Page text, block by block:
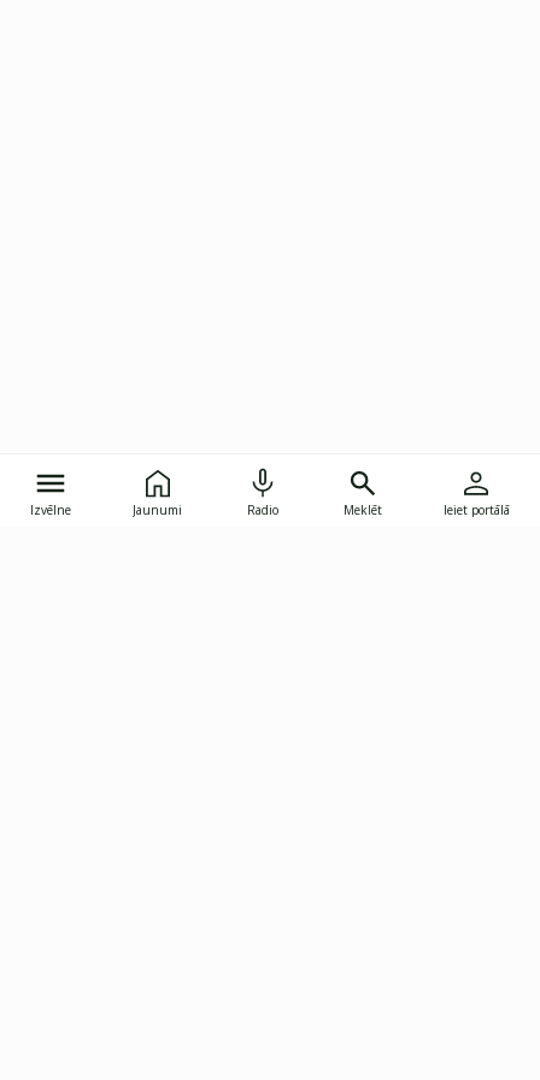
Izvēlne Jaunumi Radio Meklēt Ieiet portālā